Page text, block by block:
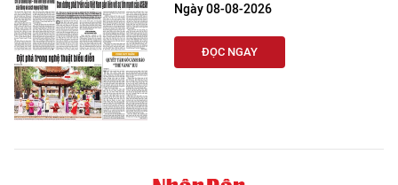
Ngày 08-08-2026
ĐỌC NGAY